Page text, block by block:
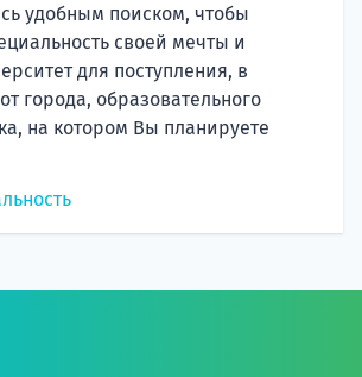
удобным поиском, чтобы
своей мечты и
для поступления, в
города, образовательного
на котором Вы планируете